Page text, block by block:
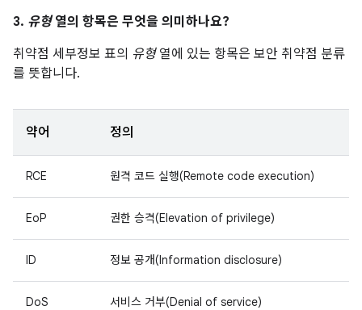
3. 유형열의 항목은 무엇을 의미하나요?
취약점 세부정보 표의 유형열에 있는 항목은 보안 취약점 분류
를 뜻합니다.
약어 정의
RCE 원격 코드 실행(Remote code execution)
EoP 권한 승격(Elevation of privilege)
ID 정보 공개(Information disclosure)
DoS 서비스 거부(Denial of service)